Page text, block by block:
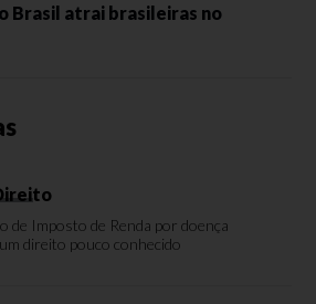
Brasil atrai brasileiras no
de Imposto de Renda por doença
direito pouco conhecido